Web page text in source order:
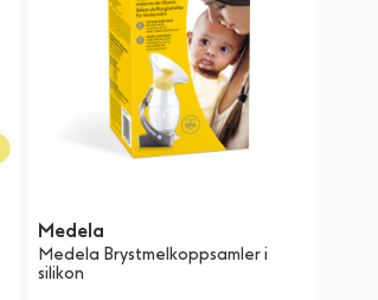
Medela
Medela Brystmelkoppsamler i
silikon